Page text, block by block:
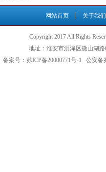
网站首页 关于我们
Copyright 2017 All Rights
地址：淮安市洪泽区微山湖
备案号：苏ICP备20000771号-1 公安备